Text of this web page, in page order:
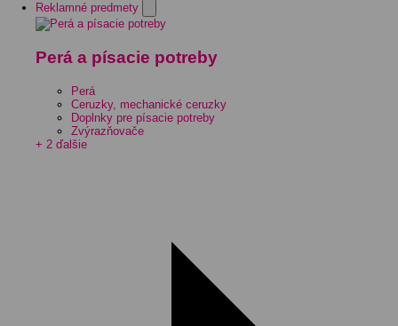
Reklamné predmety
Perá a písacie potreby
Perá
Ceruzky, mechanické ceruzky
Doplnky pre písacie potreby
Zvýrazňovače
+ 2 ďalšie